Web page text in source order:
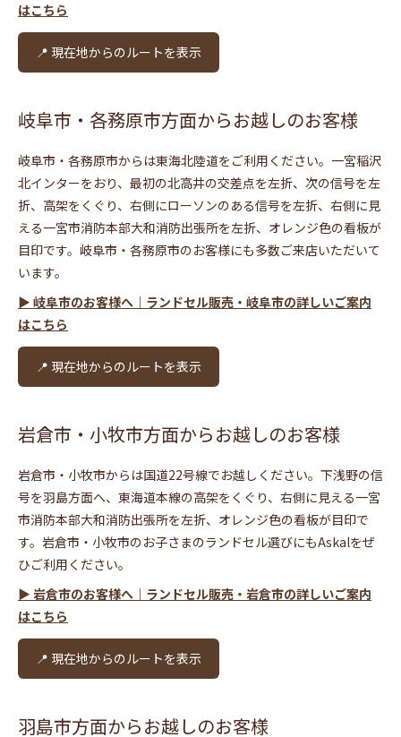
はこちら
📍 現在地からのルートを表示
岐阜市・各務原市方面からお越しのお客様
岐阜市・各務原市からは東海北陸道をご利用ください。一宮稲沢
北インターをおり、最初の北高井の交差点を左折、次の信号を左
折、高架をくぐり、右側にローソンのある信号を左折、右側に見
える一宮市消防本部大和消防出張所を左折、オレンジ色の看板が
目印です。岐阜市・各務原市のお客様にも多数ご来店いただいて
います。
▶ 岐阜市のお客様へ｜ランドセル販売・岐阜市の詳しいご案内
はこちら
📍 現在地からのルートを表示
岩倉市・小牧市方面からお越しのお客様
岩倉市・小牧市からは国道22号線でお越しください。下浅野の信
号を羽島方面へ、東海道本線の高架をくぐり、右側に見える一宮
市消防本部大和消防出張所を左折、オレンジ色の看板が目印で
す。岩倉市・小牧市のお子さまのランドセル選びにもAskalをぜ
ひご利用ください。
▶ 岩倉市のお客様へ｜ランドセル販売・岩倉市の詳しいご案内
はこちら
📍 現在地からのルートを表示
羽島市方面からお越しのお客様